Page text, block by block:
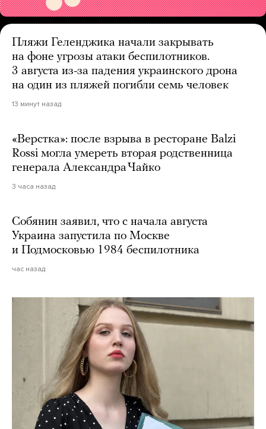
Пляжи Геленджика начали закрывать
на фоне угрозы атаки беспилотников.
3 августа из-за падения украинского дрона
на один из пляжей погибли семь человек
13 минут назад
«Верстка»: после взрыва в ресторане Balzi
Rossi могла умереть вторая родственница
генерала Александра Чайко
3 часа назад
Собянин заявил, что с начала августа
Украина запустила по Москве
и Подмосковью 1984 беспилотника
час назад